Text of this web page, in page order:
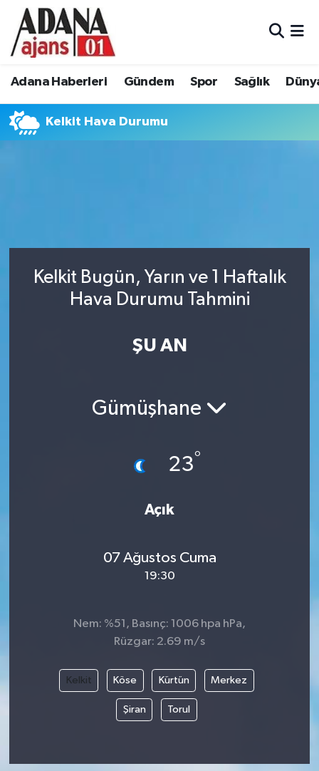
Adana Haberleri Gündem Spor Sağlık
Kelkit Hava Durumu
Kelkit Bugün, Yarın ve 1 Haftalık
Hava Durumu Tahmini
ŞU AN
Gümüşhane
23°
Açık
07 Ağustos Cuma
19:30
Nem: %51, Basınç: 1006 hpa hPa,
Rüzgar: 2.69 m/s
Kelkit Köse Kürtün Merkez
Şiran Torul
Adana Haberleri
Spor
Siyaset
Ekonomi
Adana Nöbetçi Eczaneler
Adana Namaz Vakitleri
Son Dakika Haberleri
Haber Arşivi